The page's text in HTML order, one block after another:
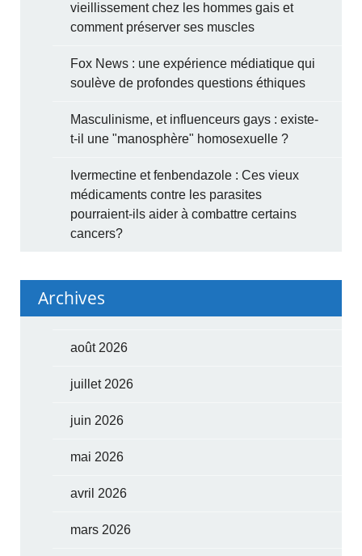
vieillissement chez les hommes gais et
comment préserver ses muscles
Fox News : une expérience médiatique qui
soulève de profondes questions éthiques
Masculinisme, et influenceurs gays : existe-
t-il une "manosphère" homosexuelle ?
Ivermectine et fenbendazole : Ces vieux
médicaments contre les parasites
pourraient-ils aider à combattre certains
cancers?
Archives
août 2026
juillet 2026
juin 2026
mai 2026
avril 2026
mars 2026